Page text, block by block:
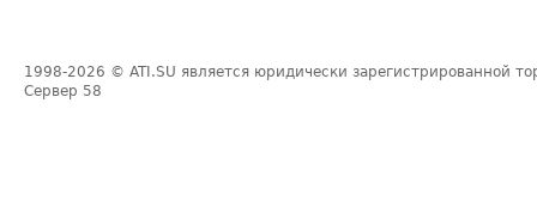
1998-2026 © ATI.SU является юридически зарегистрированной
Сервер 58